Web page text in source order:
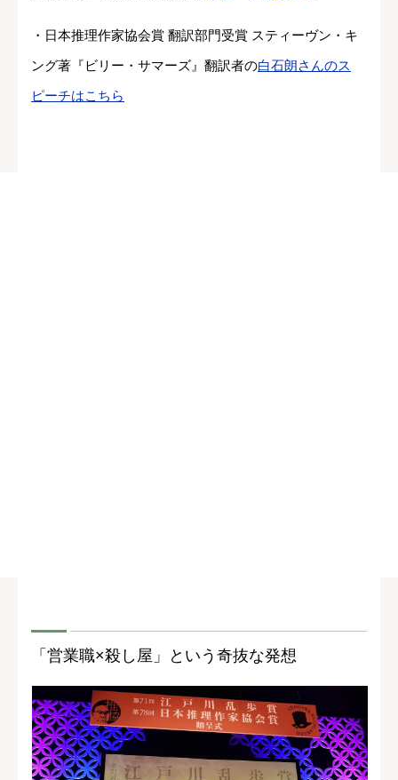
・日本推理作家協会賞 翻訳部門受賞 スティーヴン・キ
ング著『ビリー・サマーズ』翻訳者の白石朗さんのス
ピーチはこちら
「営業職×殺し屋」という奇抜な発想